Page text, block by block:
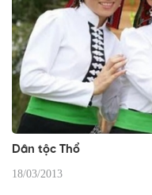
Dân tộc Thổ
18/03/2013